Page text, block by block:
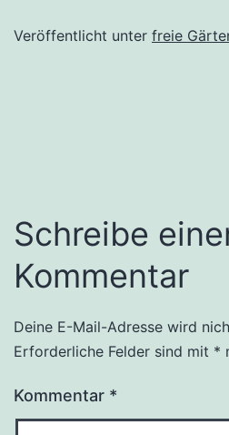
Veröffentlicht unter freie
Schreibe
Kommentar
Deine E-Mail-Adresse wird
Erforderliche Felder sind mit *
Kommentar *